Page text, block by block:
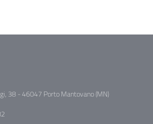
38 - 46047 Porto Mantovano (MN)